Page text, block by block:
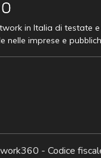
in Italia di testate
nelle imprese e
- Codice